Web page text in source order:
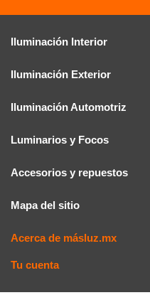
Iluminación Interior
Iluminación Exterior
Iluminación Automotriz
Luminarios y Focos
Accesorios y repuestos
Mapa del sitio
Acerca de másluz.mx
Tu cuenta